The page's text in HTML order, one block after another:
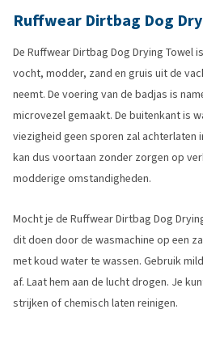
Ruffwear Dirtbag Dog
De Ruffwear Dirtbag Dog Drying Towel
vocht, modder, zand en gruis uit de
neemt. De voering van de badjas is
microvezel gemaakt. De buitenkant is
viezigheid geen sporen zal achterlaten
kan dus voortaan zonder zorgen op
modderige omstandigheden.
Mocht je de Ruffwear Dirtbag Dog
dit doen door de wasmachine op een
met koud water te wassen. Gebruik
af. Laat hem aan de lucht drogen. Je
strijken of chemisch laten reinigen.